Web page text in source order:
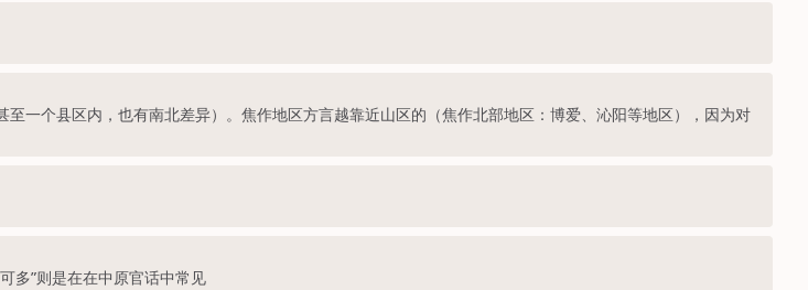
一个县区内，也有南北差异）。焦作地区方言越靠近山区的（焦作北部地区：博爱、沁阳等地区），因为对
多”则是在在中原官话中常见